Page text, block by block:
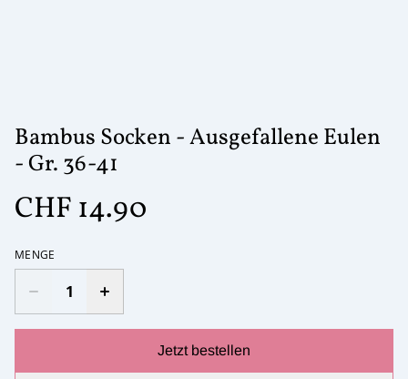
Bambus Socken - Ausgefallene Eulen
- Gr. 36-41
CHF 14.90
MENGE
Jetzt bestellen